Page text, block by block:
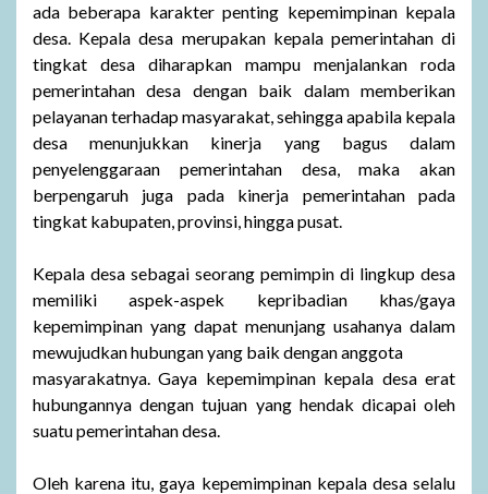
ada beberapa karakter penting kepemimpinan kepala
desa. Kepala desa merupakan kepala pemerintahan di
tingkat desa diharapkan mampu menjalankan roda
pemerintahan desa dengan baik dalam memberikan
pelayanan terhadap masyarakat, sehingga apabila kepala
desa menunjukkan kinerja yang bagus dalam
penyelenggaraan pemerintahan desa, maka akan
berpengaruh juga pada kinerja pemerintahan pada
tingkat kabupaten, provinsi, hingga pusat.
Kepala desa sebagai seorang pemimpin di lingkup desa
memiliki aspek-aspek kepribadian khas/gaya
kepemimpinan yang dapat menunjang usahanya dalam
mewujudkan hubungan yang baik dengan anggota
masyarakatnya. Gaya kepemimpinan kepala desa erat
hubungannya dengan tujuan yang hendak dicapai oleh
suatu pemerintahan desa.
Oleh karena itu, gaya kepemimpinan kepala desa selalu